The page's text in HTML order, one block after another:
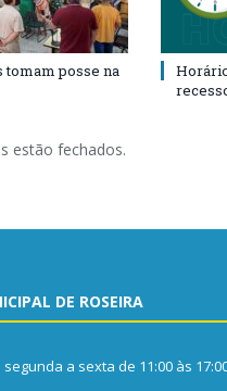
tomam posse na
estão fechados.
DE ROSEIRA
a sexta de 11:00 às